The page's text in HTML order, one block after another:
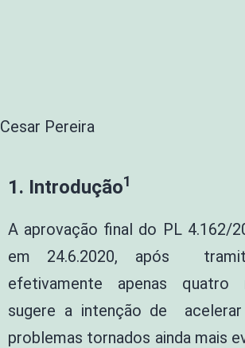
Cesar Pereira
1. Introdução1
A aprovação final do PL 4.162/
em 24.6.2020, após
efetivamente apenas quatro
sugere a intenção de
problemas tornados ainda mais